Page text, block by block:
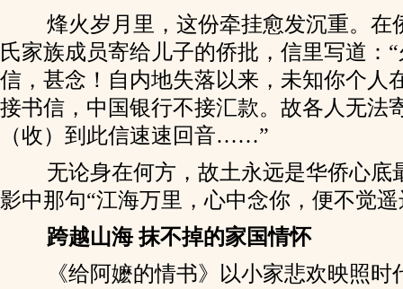
烽火岁月里，这份牵挂愈发沉重。在
氏家族成员寄给儿子的侨批，信里写道：
信，甚念！自内地失落以来，未知你个人
接书信，中国银行不接汇款。故各人无
（收）到此信速速回音……”
无论身在何方，故土永远是华侨心底
影中那句“江海万里，心中念你，便不觉遥
跨越山海 抹不掉的家国情怀
《给阿嬷的情书》以小家悲欢映照时